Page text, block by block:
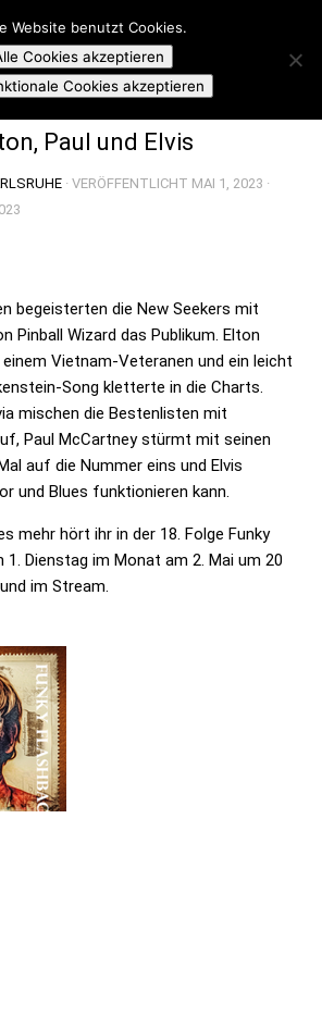
Paul und Elvis
· VERÖFFENTLICHT MAI 1, 2023 ·
begeisterten die New Seekers mit
Pinball Wizard das Publikum. Elton
Vietnam-Veteranen und ein leicht
Song kletterte in die Charts.
mischen die Bestenlisten mit
Paul McCartney stürmt mit seinen
auf die Nummer eins und Elvis
und Blues funktionieren kann.
mehr hört ihr in der 18. Folge Funky
1. Dienstag im Monat am 2. Mai um 20
im Stream.
Website benutzt Cookies.
Cookies akzeptieren
Cookies akzeptieren